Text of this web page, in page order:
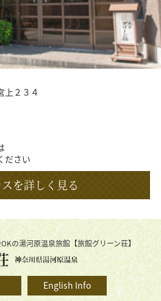
上２３４
ださい
を詳しく見る
の湯河原温泉旅館【旅館グリーン荘】
English Info